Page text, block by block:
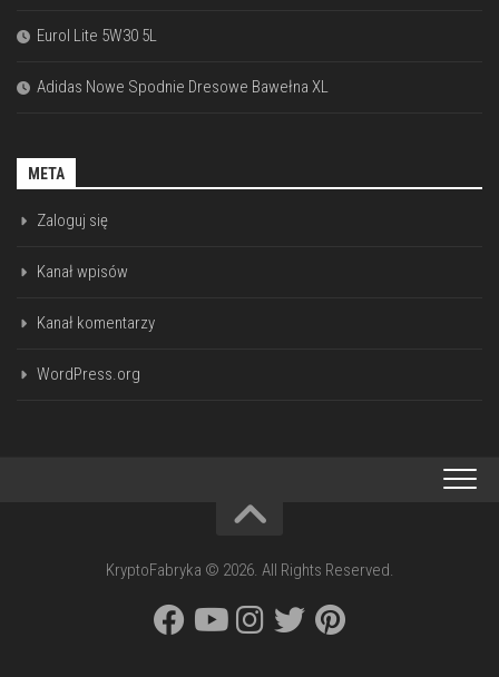
Eurol Lite 5W30 5L
Adidas Nowe Spodnie Dresowe Bawełna XL
META
Zaloguj się
Kanał wpisów
Kanał komentarzy
WordPress.org
KryptoFabryka © 2026. All Rights Reserved.